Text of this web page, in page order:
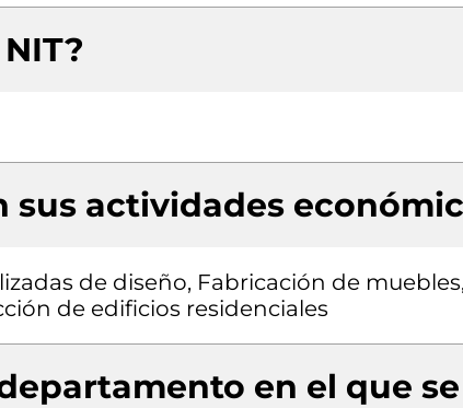
sus actividades
de diseño, Fabricación de
de edificios residenciales
en el que